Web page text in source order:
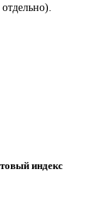
индекс